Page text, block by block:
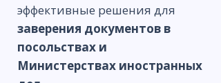
эффективные решения для
заверения документов в
посольствах и
Министерствах иностранных